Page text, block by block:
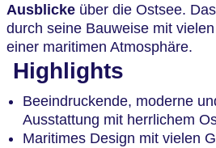
Ausblicke über die Ostsee.
durch seine Bauweise mit
einer maritimen Atmosphäre.
Highlights
Beeindruckende, moderne
Ausstattung mit herrlichem
Maritimes Design mit vielen